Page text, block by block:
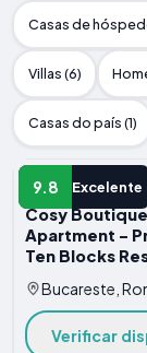
Casas de
Villas (6)
Casas do país (1)
9.8 Excelente
APARTAMENTO
Cosy
Apartment -
Ten Blocks
Bucareste,
Verificar